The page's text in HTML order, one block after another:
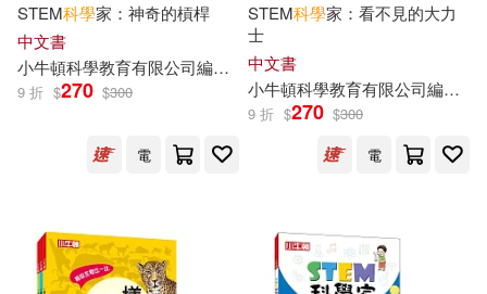
STEM科學家：神奇的槓桿
中文書
小牛頓科學教育有限公司編輯 團隊 藍色夢境動漫工作室
9 折 $270 $300
電
STEM科學家：看不見的大力
士
中文書
小牛頓科學教育有限公司編輯
9 折 $270 $300
電